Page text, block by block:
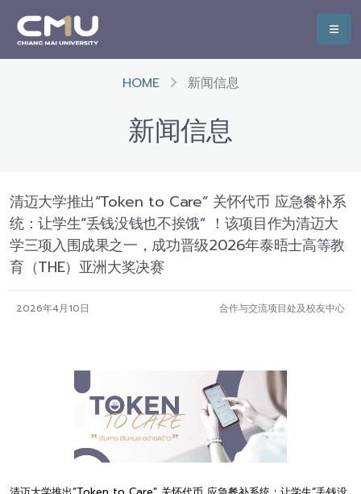
HOME 新闻信息
新闻信息
清迈大学推出“Token to Care” 关怀代币 应急餐补系
统：让学生“丢钱没钱也不挨饿” ！该项目作为清迈大
学三项入围成果之一，成功晋级2026年泰晤士高等教
育（THE）亚洲大奖决赛
2026年4月10日 合作与交流项目处及校友中心